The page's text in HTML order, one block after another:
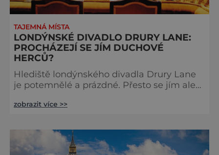
TAJEMNÁ MÍSTA
LONDÝNSKÉ DIVADLO DRURY LANE:
PROCHÁZEJÍ SE JÍM DUCHOVÉ
HERCŮ?
Hlediště londýnského divadla Drury Lane
je potemnělé a prázdné. Přesto se jím ale
jakési mumlání, z nedaleké chodby čísi
totiž údajně straší. Stavbu londýnského
divadla Drury Lane dotoval bohatý herec a
divadelník ze 17. století jménem Thomas
zobrazit více >>